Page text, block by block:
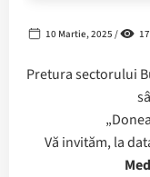
10 Martie, 2025 / 17
Pretura sectorului
Vă invităm, la